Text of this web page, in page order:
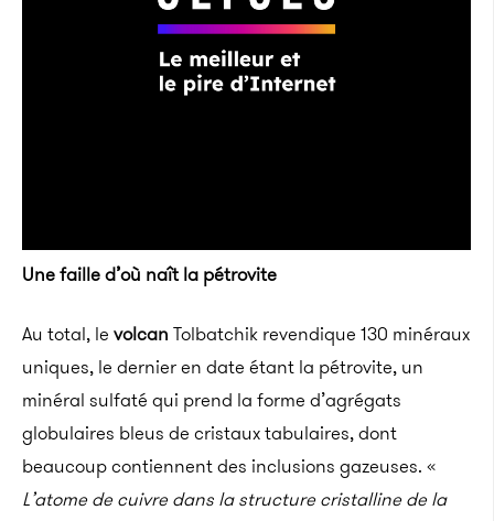
Une faille d’où naît la pétrovite
Au total, le volcan Tolbatchik revendique 130 minéraux
uniques, le dernier en date étant la pétrovite, un
minéral sulfaté qui prend la forme d’agrégats
globulaires bleus de cristaux tabulaires, dont
beaucoup contiennent des inclusions gazeuses. «
L’atome de cuivre dans la structure cristalline de la